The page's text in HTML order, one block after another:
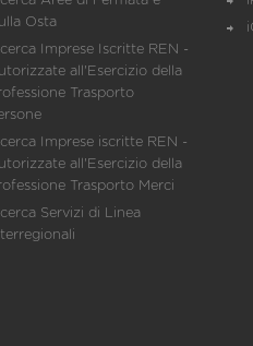
Osta
Imprese Iscritte REN -
all'Esercizio della
Trasporto
Imprese iscritte REN -
all'Esercizio della
Trasporto Merci
Servizi di Linea